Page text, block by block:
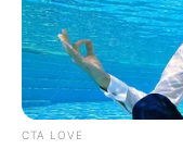
CTA LOVE